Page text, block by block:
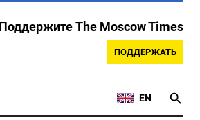
Поддержите The Moscow Times
ПОДДЕРЖАТЬ
EN